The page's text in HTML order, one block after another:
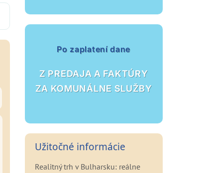
Po zaplatení dane
Z PREDAJA A FAKTÚRY
ZA KOMUNÁLNE SLUŽBY
Užitočné informácie
Realitný trh v Bulharsku: reálne